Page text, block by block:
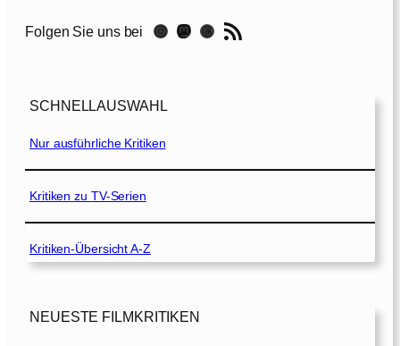
0
i
h
u
s
[
0
7
Folgen Sie uns bei Instagram Mastodon Threads RSS-Feed
SCHNELLAUSWAHL
Nur ausführliche Kritiken
Kritiken zu TV-Serien
Kritiken-Übersicht A-Z
NEUESTE FILMKRITIKEN